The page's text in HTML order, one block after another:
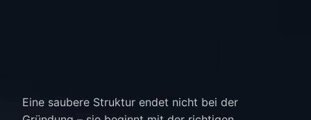
Eine saubere Struktur endet nicht bei der